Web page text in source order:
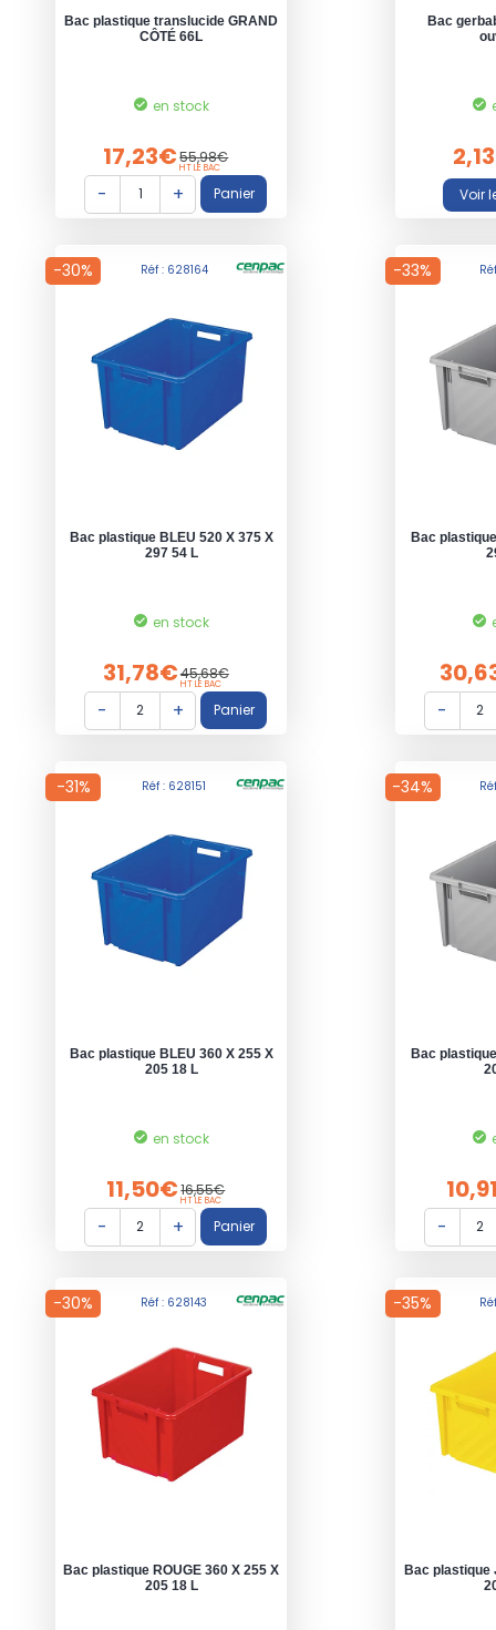
Bac plastique translucide GRAND
CÔTÉ 66L
en stock
17,23€55,98€
HT LE BAC
Bac
-30% Réf : 628164
Bac plastique BLEU 520 X 375 X
297 54 L
en stock
31,78€45,68€
HT LE BAC
-33%
Bac
-31% Réf : 628151
Bac plastique BLEU 360 X 255 X
205 18 L
en stock
11,50€16,55€
HT LE BAC
-34%
Bac
-30% Réf : 628143
Bac plastique ROUGE 360 X 255 X
205 18 L
-35%
Bac plastique